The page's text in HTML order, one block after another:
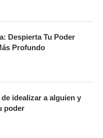
Despierta Tu Poder
Profundo
idealizar a alguien y
poder